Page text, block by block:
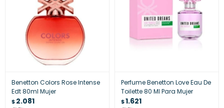
Benetton Colors Rose Intense
Edt 80ml Mujer
$2.081
Perfume Benetton Love Eau De
Toilette 80 Ml Para Mujer
$1.621